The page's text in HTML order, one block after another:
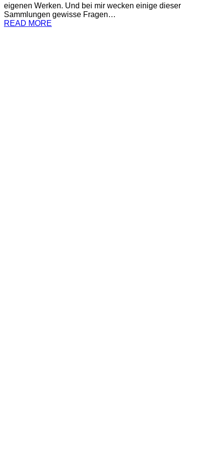
eigenen Werken. Und bei mir wecken einige dieser
Sammlungen gewisse Fragen…
READ MORE